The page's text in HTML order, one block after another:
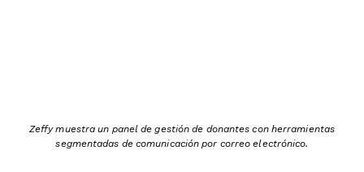
Zeffy muestra un panel de gestión de donantes con herramientas
segmentadas de comunicación por correo electrónico.